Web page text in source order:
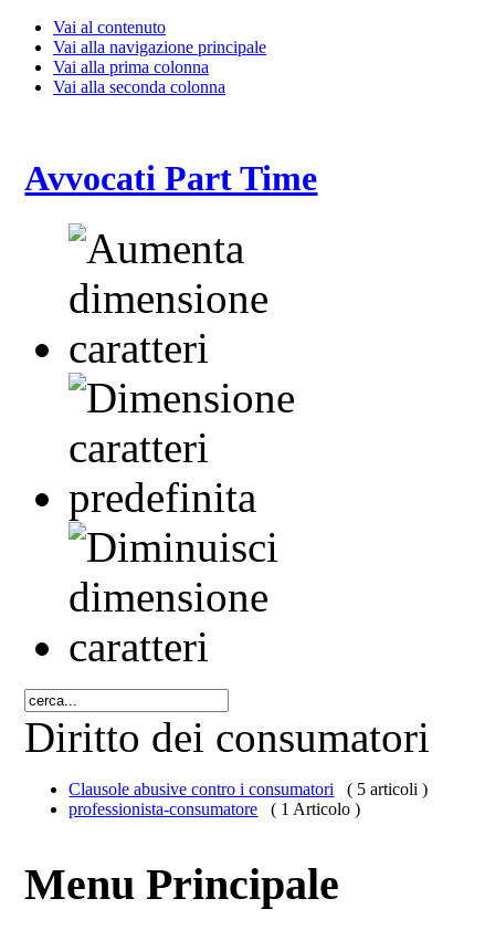
Vai al contenuto
Vai alla navigazione principale
Vai alla prima colonna
Vai alla seconda colonna
Avvocati Part Time
Diritto dei consumatori
Clausole abusive contro i consumatori
( 5 articoli )
professionista-consumatore
( 1 Articolo )
Menu Principale